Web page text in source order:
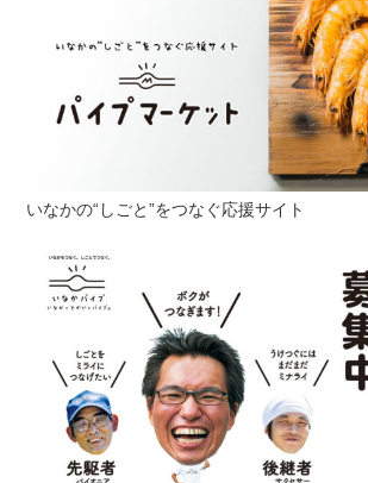
いなかの“しごと”をつなぐ応援サイト